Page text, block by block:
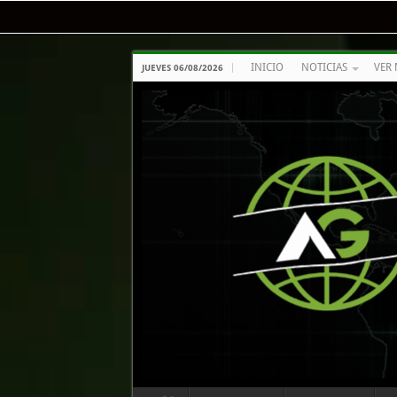
JUEVES 06/08/2026 INICIO NOTICIAS VER